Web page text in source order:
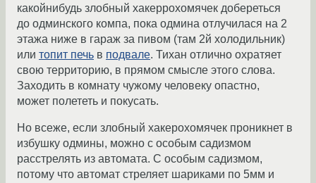
какойнибудь злобный хакеррохомячек добереться
до одминского компа, пока одмина отлучилася на 2
этажа ниже в гараж за пивом (там 2й холодильник)
или топит печь в подвале. Тихан отлично охратяет
свою территорию, в прямом смысле этого слова.
Заходить в комнату чужому человеку опастно,
может полететь и покусать.
Но всеже, если злобный хакерохомячек проникнет в
избушку одмины, можно с особым садизмом
расстрелять из автомата. С особым садизмом,
потому что автомат стреляет шариками по 5мм и